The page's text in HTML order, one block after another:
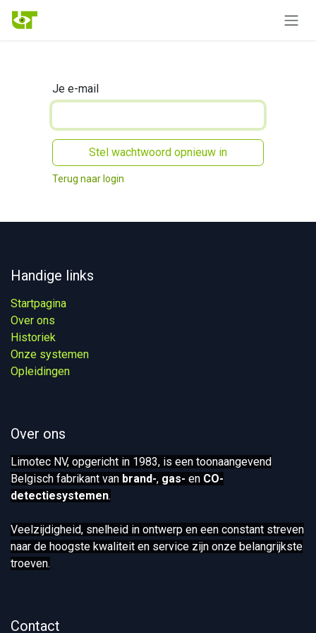
Overslaan naar inhoud
Je e-mail
Stel wachtwoord opnieuw in
Terug naar login
Handige links
Startpagina
Over ons
Historiek
Onze systemen​
Opleidingen
Over ons
Limotec NV, opgericht in 1983, is een toonaangevend
Belgisch fabrikant van brand-, gas- en CO-
detectiesystemen.
Veelzijdigheid, snelheid in ontwerp en een constant streven
naar de hoogste kwaliteit en service zijn onze belangrijkste
troeven.
Contact